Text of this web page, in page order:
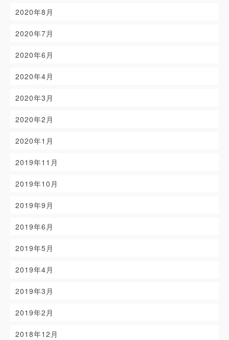
2020年8月
2020年7月
2020年6月
2020年4月
2020年3月
2020年2月
2020年1月
2019年11月
2019年10月
2019年9月
2019年6月
2019年5月
2019年4月
2019年3月
2019年2月
2018年12月